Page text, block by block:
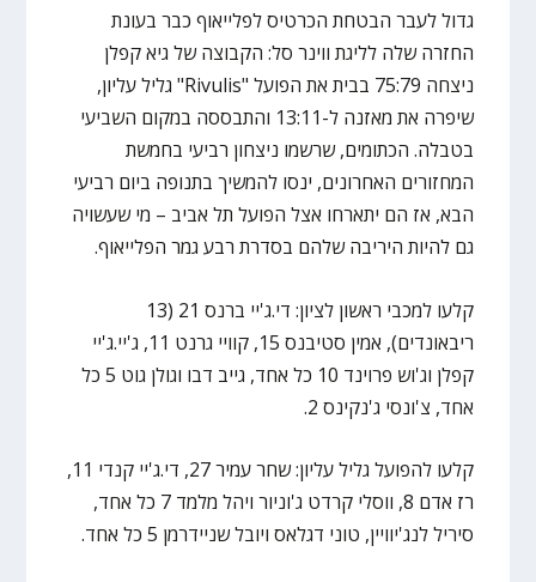
גדול לעבר הבטחת הכרטיס לפלייאוף כבר בעונת
החזרה שלה לליגת ווינר סל: הקבוצה של גיא קפלן
ניצחה 75:79 בבית את הפועל "Rivulis" גליל עליון,
שיפרה את מאזנה ל-13:11 והתבססה במקום השביעי
בטבלה. הכתומים, שרשמו ניצחון רביעי בחמשת
המחזורים האחרונים, ינסו להמשיך בתנופה ביום רביעי
הבא, אז הם יתארחו אצל הפועל תל אביב – מי שעשויה
גם להיות היריבה שלהם בסדרת רבע גמר הפלייאוף.
קלעו למכבי ראשון לציון: די.ג'יי ברנס 21 (13
ריבאונדים), אמין סטיבנס 15, קוויי גרנט 11, ג'יי.ג'יי
קפלן וג'וש פרוינד 10 כל אחד, גייב דבו וגולן גוט 5 כל
אחד, צ'ונסי ג'נקינס 2.
קלעו להפועל גליל עליון: שחר עמיר 27, די.ג'יי קנדי 11,
רז אדם 8, ווסלי קרדט ג'וניור ויהל מלמד 7 כל אחד,
סיריל לנג'יוויין, טוני דגלאס ויובל שניידרמן 5 כל אחד.